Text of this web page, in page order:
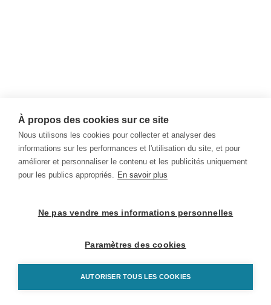
À propos des cookies sur ce site
Nous utilisons les cookies pour collecter et analyser des
informations sur les performances et l'utilisation du site, et pour
améliorer et personnaliser le contenu et les publicités uniquement
pour les publics appropriés. En savoir plus
Ne pas vendre mes informations personnelles
Paramètres des cookies
AUTORISER TOUS LES COOKIES